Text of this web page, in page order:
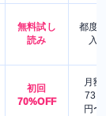
無料試し
読み
都度
入
初回
70%OFF
月額
730
円〜